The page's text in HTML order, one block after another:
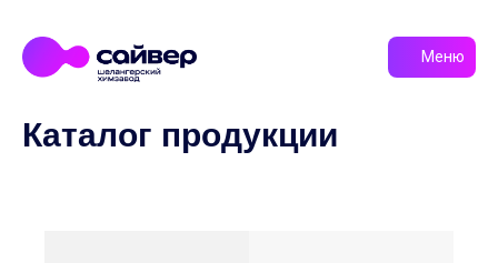
Меню
Каталог продукции